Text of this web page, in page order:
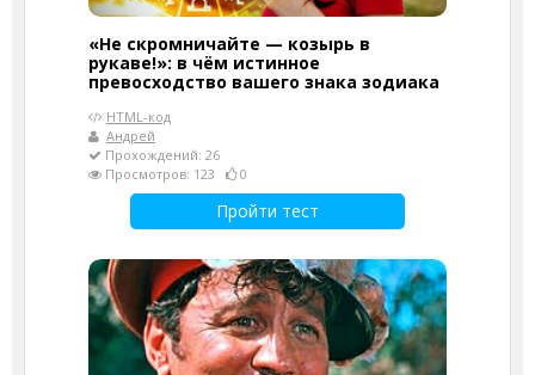
«Не скромничайте — козырь в
рукаве!»: в чём истинное
превосходство вашего знака зодиака
HTML-код
Андрей
Прохождений: 26
Просмотров: 123
0
Пройти тест